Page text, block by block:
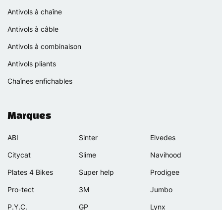
Antivols à chaîne
Antivols à câble
Antivols à combinaison
Antivols pliants
Chaînes enfichables
Marques
ABI
Citycat
Plates 4 Bikes
Pro-tect
P.Y.C.
Sinter
Slime
Super help
3M
GP
Elvedes
Navihood
Prodigee
Jumbo
Lynx